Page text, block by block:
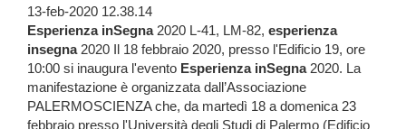
13-feb-2020 12.38.14
Esperienza inSegna2020 L-41, LM-82, esperienza
insegna2020 Il 18 febbraio 2020, presso l'Edificio 19, ore
10:00 si inaugura l'evento Esperienza inSegna2020. La
manifestazione è organizzata dall’Associazione
PALERMOSCIENZA che, da martedì 18 a domenica 23
febbraio presso l'Università degli Studi di Palermo (Edificio